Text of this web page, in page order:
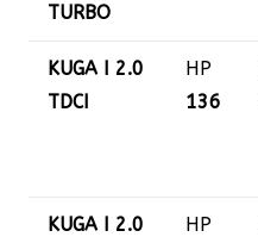
TURBO
KUGA I 2.0
TDCI
HP
136
KUGA I 2.0
HP